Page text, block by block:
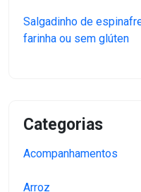
Salgadinho de
farinha ou sem glúten
Categorias
Acompanhamentos
Arroz